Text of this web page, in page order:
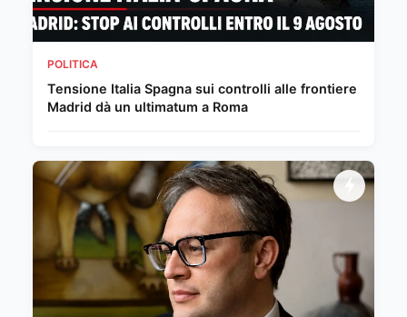
POLITICA
Tensione Italia Spagna sui controlli alle frontiere
Madrid dà un ultimatum a Roma